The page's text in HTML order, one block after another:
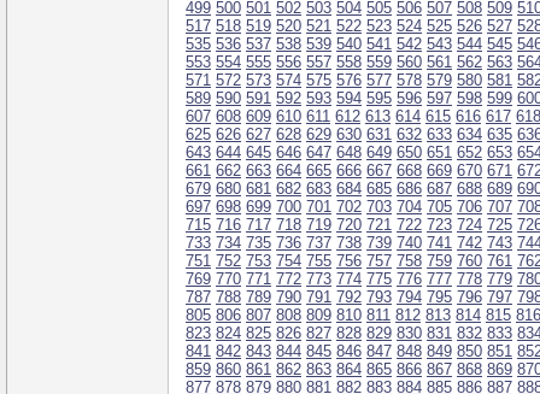
499 500 501 502 503 504 505 506 507 508 509
517 518 519 520 521 522 523 524 525 526 527
535 536 537 538 539 540 541 542 543 544 545
553 554 555 556 557 558 559 560 561 562 563
571 572 573 574 575 576 577 578 579 580 581
589 590 591 592 593 594 595 596 597 598 599
607 608 609 610 611 612 613 614 615 616 617 618
625 626 627 628 629 630 631 632 633 634 635
643 644 645 646 647 648 649 650 651 652 653
661 662 663 664 665 666 667 668 669 670 671
679 680 681 682 683 684 685 686 687 688 689
697 698 699 700 701 702 703 704 705 706 707
715 716 717 718 719 720 721 722 723 724 725
733 734 735 736 737 738 739 740 741 742 743
751 752 753 754 755 756 757 758 759 760 761
769 770 771 772 773 774 775 776 777 778 779
787 788 789 790 791 792 793 794 795 796 797
805 806 807 808 809 810 811 812 813 814 815 816
823 824 825 826 827 828 829 830 831 832 833
841 842 843 844 845 846 847 848 849 850 851
859 860 861 862 863 864 865 866 867 868 869
877 878 879 880 881 882 883 884 885 886 887